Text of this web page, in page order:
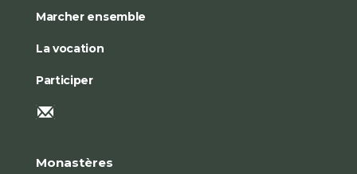
Marcher ensemble
La vocation
Participer
Monastères